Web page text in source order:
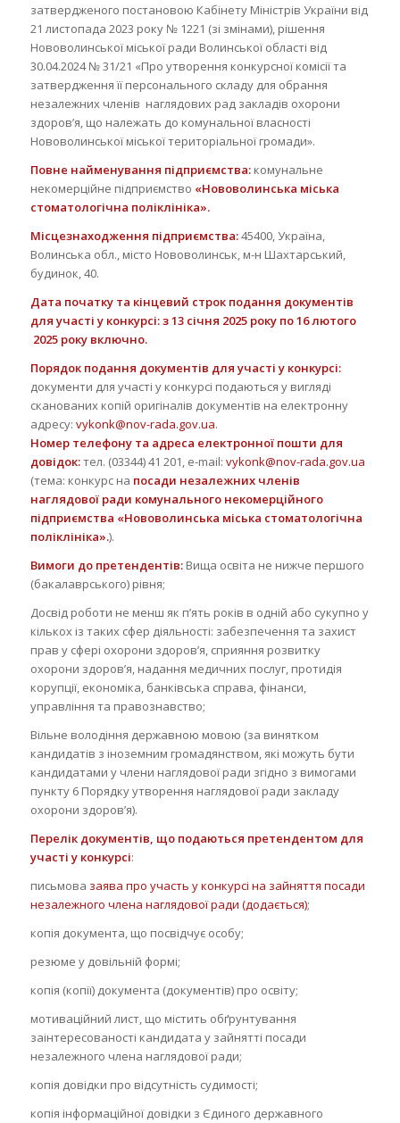
затвердженого постановою Кабінету Міністрів України від
21 листопада 2023 року № 1221 (зі змінами), рішення
Нововолинської міської ради Волинської області від
30.04.2024 № 31/21 «Про утворення конкурсної комісії та
затвердження її персонального складу для обрання
незалежних членів наглядових рад закладів охорони
здоров’я, що належать до комунальної власності
Нововолинської міської територіальної громади».
Повне найменування підприємства: комунальне
некомерційне підприємство «Нововолинська міська
стоматологічна поліклініка».
Місцезнаходження підприємства:45400, Україна,
Волинська обл., місто Нововолинськ, м-н Шахтарський,
будинок, 40.
Дата початку та кінцевий строк подання документів
для участі у конкурсі:з 13 січня 2025 року по 16 лютого
2025 року включно.
Порядок подання документів для участі у конкурсі:
документи для участі у конкурсі подаються у вигляді
сканованих копій оригіналів документів на електронну
адресу: vykonk@nov-rada.gov.ua.
Номер телефону та адреса електронної пошти для
довідок:тел. (03344) 41 201, e-mail: vykonk@nov-rada.gov.ua
(тема: конкурс на посади незалежних членів
наглядової ради комунального некомерційного
підприємства «Нововолинська міська стоматологічна
поліклініка».).
Вимоги до претендентів: Вища освіта не нижче першого
(бакалаврського) рівня;
Досвід роботи не менш як п’ять років в одній або сукупно у
кількох із таких сфер діяльності: забезпечення та захист
прав у сфері охорони здоров’я, сприяння розвитку
охорони здоров’я, надання медичних послуг, протидія
корупції, економіка, банківська справа, фінанси,
управління та правознавство;
Вільне володіння державною мовою (за винятком
кандидатів з іноземним громадянством, які можуть бути
кандидатами у члени наглядової ради згідно з вимогами
пункту 6 Порядку утворення наглядової ради закладу
охорони здоров’я).
Перелік документів, що подаються претендентом для
участі у конкурсі:
письмова заява про участь у конкурсі на зайняття посади
незалежного члена наглядової ради (додається);
копія документа, що посвідчує особу;
резюме у довільній формі;
копія (копії) документа (документів) про освіту;
мотиваційний лист, що містить обґрунтування
заінтересованості кандидата у зайнятті посади
незалежного члена наглядової ради;
копія довідки про відсутність судимості;
копія інформаційної довідки з Єдиного державного